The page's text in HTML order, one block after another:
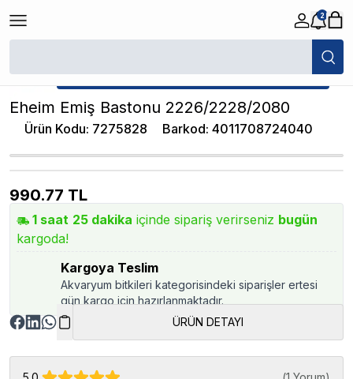
2
/ Eheim Emiş Bastonu 2226/2228/2080
★ Atakan Petshop, Eheim yetkili satıcısıdır.
Eheim Emiş Bastonu 2226/2228/2080
Ürün Kodu: 7275828 Barkod: 4011708724040
990.77 TL
1 saat 25 dakika içinde sipariş verirseniz bugün
kargoda!
Kargoya Teslim
Akvaryum bitkileri kategorisindeki siparişler ertesi
gün kargo için hazırlanmaktadır.
ÜRÜN DETAYI